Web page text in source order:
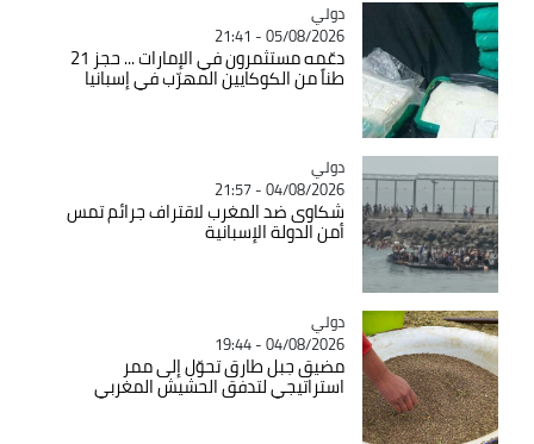
Catégorie
دولي
05/08/2026 - 21:41
دعّمه مستثمرون في الإمارات ... حجز 21
طناً من الكوكايين المهرّب في إسبانيا
Catégorie
دولي
04/08/2026 - 21:57
شكاوى ضد المغرب لاقتراف جرائم تمس
أمن الدولة الإسبانية
Catégorie
دولي
04/08/2026 - 19:44
مضيق جبل طارق تحوّل إلى ممر
استراتيجي لتدفق الحشيش المغربي